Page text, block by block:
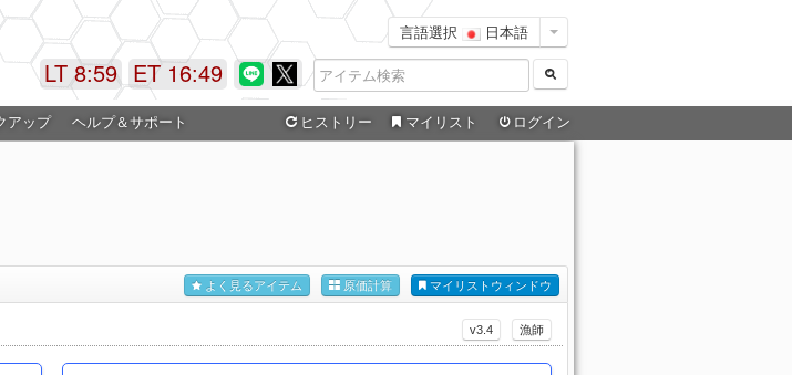
言語選択 日本語
ET 16:49
LT 8:59
アップ ヘルプ＆サポート ヒストリー マイリスト ログイン
マイリストウィンドウ
原価計算
よく見るアイテム
漁師
v3.4